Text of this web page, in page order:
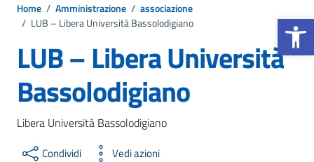
Apri la
Home / Amministrazione / associazione
/ LUB – Libera Università Bassolodigiano
LUB – Libera Università
Bassolodigiano
Libera Università Bassolodigiano
Condividi Vedi azioni